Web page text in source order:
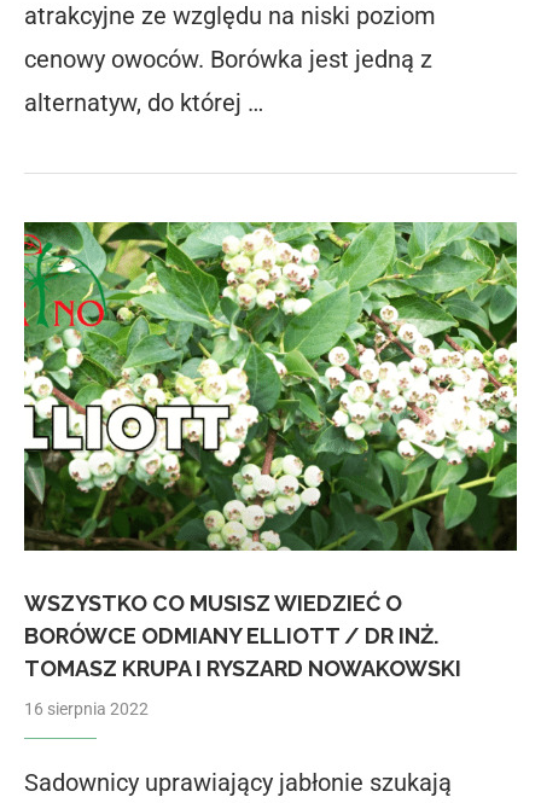
atrakcyjne ze względu na niski poziom
cenowy owoców. Borówka jest jedną z
alternatyw, do której …
WSZYSTKO CO MUSISZ WIEDZIEĆ O
BORÓWCE ODMIANY ELLIOTT / DR INŻ.
TOMASZ KRUPA I RYSZARD NOWAKOWSKI
16 sierpnia 2022
Sadownicy uprawiający jabłonie szukają